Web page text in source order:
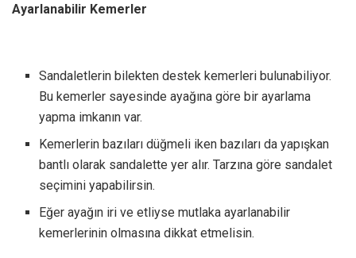
Ayarlanabilir Kemerler
Sandaletlerin bilekten destek kemerleri bulunabiliyor.
Bu kemerler sayesinde ayağına göre bir ayarlama
yapma imkanın var.
Kemerlerin bazıları düğmeli iken bazıları da yapışkan
bantlı olarak sandalette yer alır. Tarzına göre sandalet
seçimini yapabilirsin.
Eğer ayağın iri ve etliyse mutlaka ayarlanabilir
kemerlerinin olmasına dikkat etmelisin.